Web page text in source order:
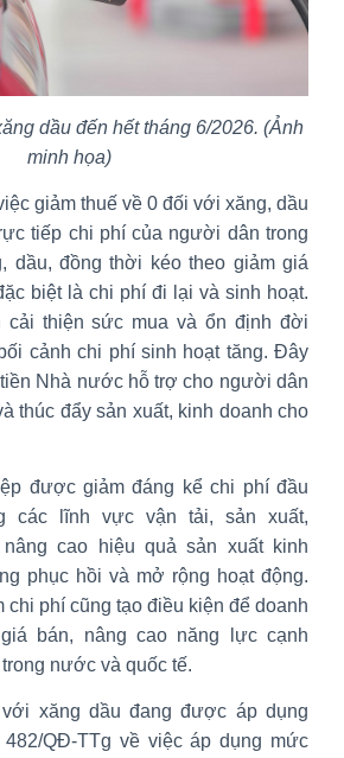
dầu đến hết tháng 6/2026. (Ảnh
minh họa)
giảm thuế về 0 đối với xăng, dầu
tiếp chi phí của người dân trong
dầu, đồng thời kéo theo giảm giá
biệt là chi phí đi lại và sinh hoạt.
cải thiện sức mua và ổn định đời
cảnh chi phí sinh hoạt tăng. Đây
Nhà nước hỗ trợ cho người dân
thúc đẩy sản xuất, kinh doanh cho
được giảm đáng kể chi phí đầu
các lĩnh vực vận tải, sản xuất,
nâng cao hiệu quả sản xuất kinh
phục hồi và mở rộng hoạt động.
phí cũng tạo điều kiện để doanh
bán, nâng cao năng lực cạnh
nước và quốc tế.
xăng dầu đang được áp dụng
QĐ-TTg về việc áp dụng mức